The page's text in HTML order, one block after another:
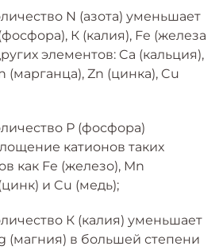
N (азота) уменьшает
К (калия), Fe (железа
элементов: Ca (кальция),
(марганца), Zn (цинкa), Cu
Р (фосфора)
катионов таких
как Fe (железо), Mn
и Cu (медь);
К (калия) уменьшает
(магния) в большей степени